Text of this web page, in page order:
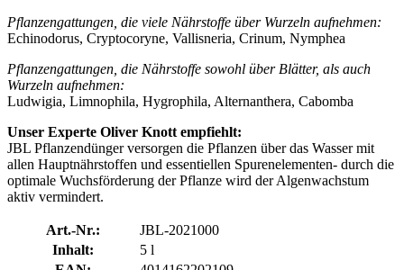
Pflanzengattungen, die viele Nährstoffe über Wurzeln aufnehmen:
Echinodorus, Cryptocoryne, Vallisneria, Crinum, Nymphea
Pflanzengattungen, die Nährstoffe sowohl über Blätter, als auch
Wurzeln aufnehmen:
Ludwigia, Limnophila, Hygrophila, Alternanthera, Cabomba
Unser Experte Oliver Knott empfiehlt:
JBL Pflanzendünger versorgen die Pflanzen über das Wasser mit
allen Hauptnährstoffen und essentiellen Spurenelementen- durch die
optimale Wuchsförderung der Pflanze wird der Algenwachstum
aktiv vermindert.
Art.-Nr.:
JBL-2021000
Inhalt:
5 l